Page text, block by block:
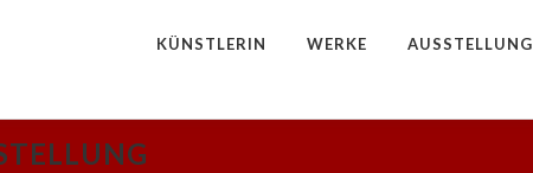
KÜNSTLERIN WERKE AUSSTELLUNG